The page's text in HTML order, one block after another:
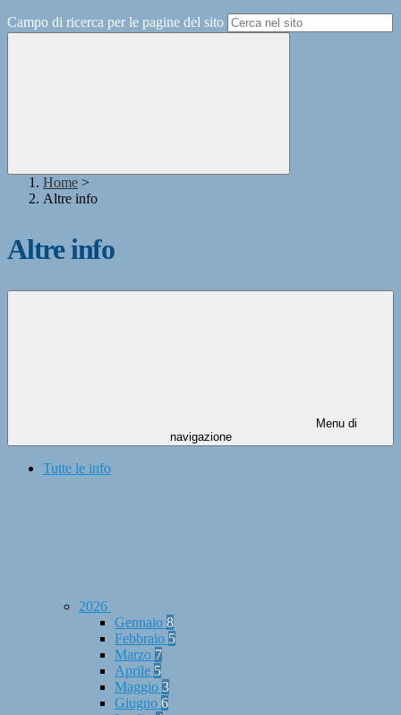
Campo di ricerca per le pagine del sito
Home >
Altre info
Altre info
Menu di
navigazione
Tutte le info
2026
Gennaio 8
Febbraio 5
Marzo 7
Aprile 5
Maggio 3
Giugno 6